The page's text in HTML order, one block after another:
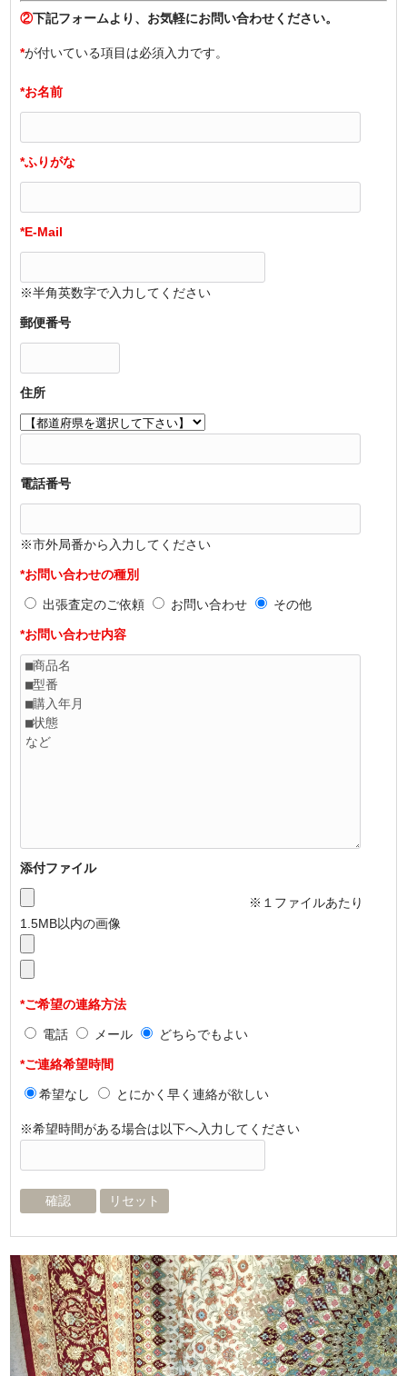
②下記フォームより、お気軽にお問い合わせください。
*が付いている項目は必須入力です。
*お名前
*ふりがな
*E-Mail
※半角英数字で入力してください
郵便番号
住所
電話番号
※市外局番から入力してください
*お問い合わせの種別
出張査定のご依頼 お問い合わせ その他
*お問い合わせ内容
添付ファイル
※１ファイルあたり
1.5MB以内の画像
*ご希望の連絡方法
電話 メール どちらでもよい
*ご連絡希望時間
希望なし とにかく早く連絡が欲しい
※希望時間がある場合は以下へ入力してください